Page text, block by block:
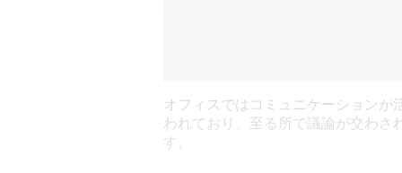
オフィスではコミュニケーションが
われており、至る所で議論が交わさ
す。